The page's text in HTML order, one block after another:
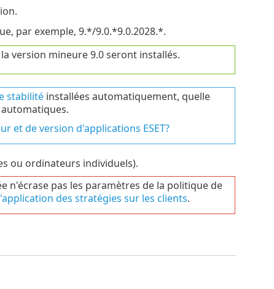
par exemple, 9.*/9.0.*9.0.2028.*.
version mineure 9.0 seront installés.
stabilitéinstallées automatiquement, quelle
et de version d'applications ESET?
ou ordinateurs individuels).
n'écrase pas les paramètres de la politique de
des stratégies sur les clients.